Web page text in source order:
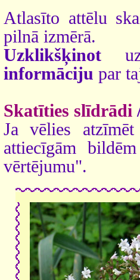
Atlasīto attēlu
pilnā izmērā.
Uzklikšķinot
informāciju par
Skatīties slīdrādi
Ja vēlies
attiecīgām
vērtējumu".